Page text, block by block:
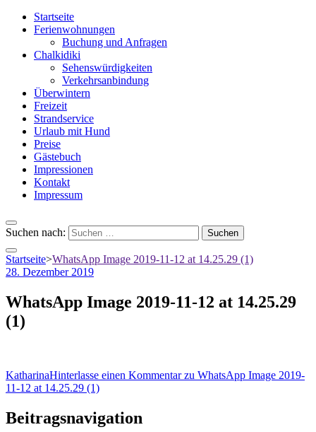
Startseite
Ferienwohnungen
Buchung und Anfragen
Chalkidiki
Sehenswürdigkeiten
Verkehrsanbindung
Überwintern
Freizeit
Strandservice
Urlaub mit Hund
Preise
Gästebuch
Impressionen
Kontakt
Impressum
Suchen nach:
Startseite>WhatsApp Image 2019-11-12 at 14.25.29 (1)
28. Dezember 2019
WhatsApp Image 2019-11-12 at 14.25.29
(1)
KatharinaHinterlasse einen Kommentarzu WhatsApp Image 2019-
11-12 at 14.25.29 (1)
Beitragsnavigation